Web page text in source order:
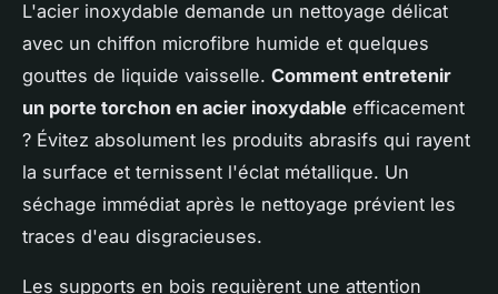
L'acier inoxydable demande un nettoyage délicat
avec un chiffon microfibre humide et quelques
gouttes de liquide vaisselle. Comment entretenir
un porte torchon en acier inoxydable efficacement
? Évitez absolument les produits abrasifs qui rayent
la surface et ternissent l'éclat métallique. Un
séchage immédiat après le nettoyage prévient les
traces d'eau disgracieuses.
Les supports en bois requièrent une attention